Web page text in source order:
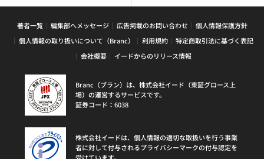
著者一覧 編集部へメッセージ 広告掲載のお問い合わせ
個人情報保護方針
個人情報の取り扱いについて（Branc）
利用規約
特定商取引法に基づく表記
会社概要
イードからのリリース情報
Branc（ブラン）は、株式会社イード（東証グロース上
場）の運営するサービスです。
証券コード：6038
株式会社イードは、個人情報の適切な取扱いを行う事業
者に対して付与されるプライバシーマークの付与認定を